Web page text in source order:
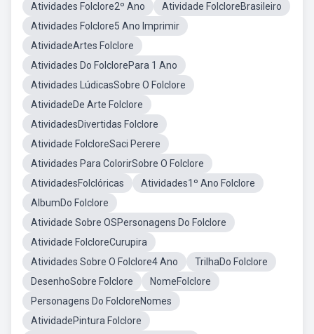
Atividades Folclore2º Ano
Atividade FolcloreBrasileiro
Atividades Folclore5 Ano Imprimir
AtividadeArtes Folclore
Atividades Do FolclorePara 1 Ano
Atividades LúdicasSobre O Folclore
AtividadeDe Arte Folclore
AtividadesDivertidas Folclore
Atividade FolcloreSaci Perere
Atividades Para ColorirSobre O Folclore
AtividadesFolclóricas
Atividades1º Ano Folclore
AlbumDo Folclore
Atividade Sobre OSPersonagens Do Folclore
Atividade FolcloreCurupira
Atividades Sobre O Folclore4 Ano
TrilhaDo Folclore
DesenhoSobre Folclore
NomeFolclore
Personagens Do FolcloreNomes
AtividadePintura Folclore